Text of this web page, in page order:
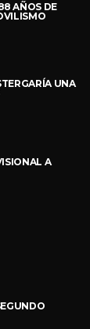
AÑOS DE
UNA
A